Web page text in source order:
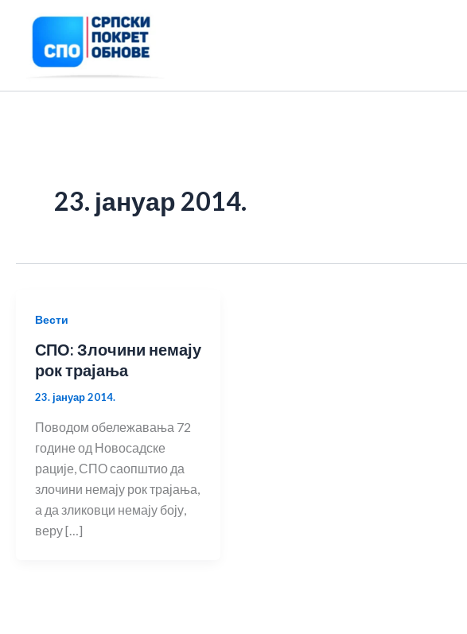
садржај
23. јануар 2014.
Вести
СПО: Злочини немају
рок трајања
23. јануар 2014.
Поводом обележавања 72
године од Новосадске
рације, СПО саопштио да
злочини немају рок трајања,
а да зликовци немају боју,
веру […]